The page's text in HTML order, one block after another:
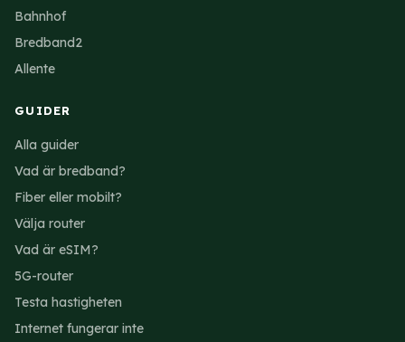
Bahnhof
Bredband2
Allente
GUIDER
Alla guider
Vad är bredband?
Fiber eller mobilt?
Välja router
Vad är eSIM?
5G-router
Testa hastigheten
Internet fungerar inte